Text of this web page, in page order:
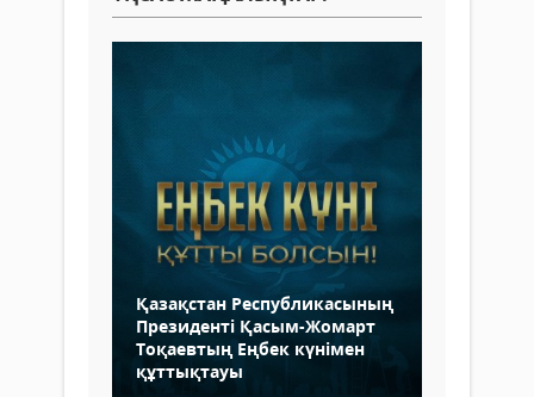
Қазақстан Республикасының
Президенті Қасым-Жомарт
Тоқаевтың Еңбек күнімен
құттықтауы